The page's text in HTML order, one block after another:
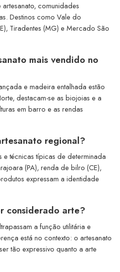
comunidades
Destinos como Vale do
Tiradentes (MG) e Mercado São
mais vendido no
e madeira entalhada estão
destacam-se as biojoias e a
em barro e as rendas
regional?
e técnicas típicas de determinada
(PA), renda de bilro (CE),
expressam a identidade
considerado arte?
a função utilitária e
está no contexto: o artesanato
tão expressivo quanto a arte